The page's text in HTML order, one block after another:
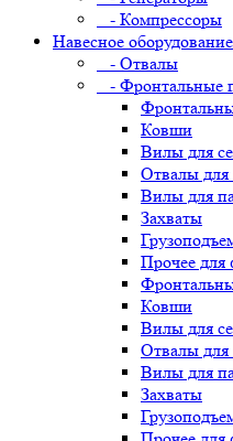
- Компрессоры
Навесное оборудование
- Отвалы
- Фронтальные
Ковши
Вилы для
Отвалы для
Вилы для
Захваты
Прочее для
Ковши
Вилы для
Отвалы для
Вилы для
Захваты